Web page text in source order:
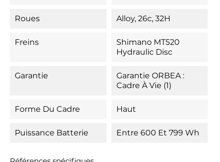
Roues Alloy, 26c, 32H
Freins
Shimano MT520
Hydraulic Disc
Garantie
Garantie ORBEA :
Cadre À Vie (1)
Forme Du Cadre Haut
Puissance Batterie Entre 600 Et 799 Wh